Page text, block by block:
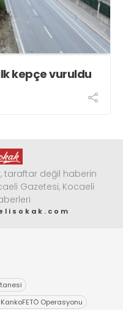
kepçe vuruldu
taraftar değil haberin
Gazetesi, Kocaeli
Operasyonu